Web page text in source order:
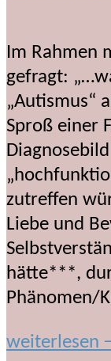
Im Rahmen
gefragt:
„Autismus“
Sproß einer
zutreffen
Liebe und
hätte***,
Phänomen/
weiterlesen